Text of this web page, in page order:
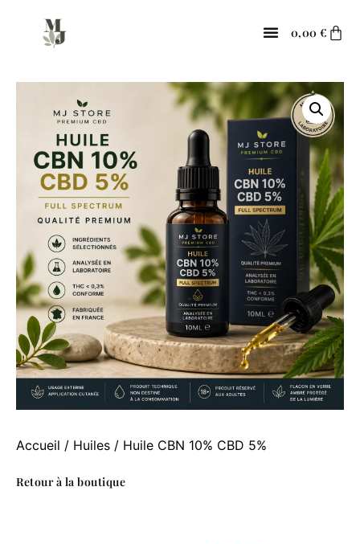
0,00 €
Accueil / Huiles / Huile CBN 10% CBD 5%
Retour à la boutique